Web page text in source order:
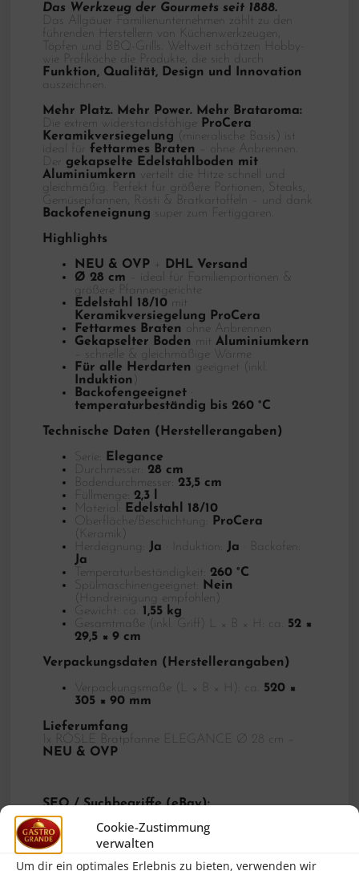
Cookie-Zustimmung
verwalten
Um dir ein optimales Erlebnis zu bieten, verwenden wir
Das Werkzeug der Gourmets seit 1888.
Das Allgäuer Familienunternehmen zählt zu den
führenden Herstellern von Küchenwerkzeugen,
Töpfen und BBQ-Grills. Weltweit schätzen Hobby-
wie Profiköche die Produkte, die sich durch
Funktion, Qualität, Design und Innovation
auszeichnen.
Mehr Platz. Mehr Power. Mehr Brataroma:
Die extrem widerstandsfähige ProCera
Keramikversiegelung (mineralische Basis) ist
ideal für fettarmes Braten
– ohne Anbrennen.
Der gekapselte Edelstahlboden mit
Aluminiumkern
verteilt die Hitze schnell und
gleichmäßig. Perfekt für größere Portionen, Steaks,
Gemüsepfannen, Rösti & Bratkartoffeln – und dank
Backofeneignung super zum Fertiggaren.
Highlights
NEU & OVP +
DHL Versand
Ø 28 cm – ideal für Familienportionen &
größere Pfannengerichte
Edelstahl 18/10 mit
Keramikversiegelung ProCera
Fettarmes Braten ohne Anbrennen
Gekapselter Boden mitAluminiumkern
– schnelle & gleichmäßige Wärme
Für alle Herdarten
geeignet (inkl.
Induktion )
Backofengeeignet
temperaturbeständig bis 260 °C
Technische Daten (Herstellerangaben)
Serie:
Elegance
Durchmesser:28 cm
Bodendurchmesser:23,5 cm
Füllmenge:2,3 l
Material:
Edelstahl 18/10
Oberfläche/Beschichtung:
ProCera
(Keramik)
Herdeignung: Ja · Induktion: Ja · Backofen:
Ja
Temperaturbeständigkeit:260 °C
Spülmaschinengeeignet:
Nein
(Handreinigung empfohlen)
Gewicht: ca. 1,55 kg
Gesamtmaße (inkl. Griff) L × B × H: ca. 52 ×
29,5 × 9 cm
Verpackungsdaten (Herstellerangaben)
Verpackungsmaße (L × B × H): ca. 520 ×
305 × 90 mm
Lieferumfang
1x RÖSLE Bratpfanne ELEGANCE Ø 28 cm –
NEU & OVP
SEO / Suchbegriffe (eBay):
RÖSLE Bratpfanne 28 cm, Rösle Elegance Pfanne,
Edelstahlpfanne 18/10, Keramikpfanne ProCera,
Antihaft Keramik, Induktionspfanne 28cm, Pfanne
backofengeeignet, Pfanne 260°C, Bratpfanne
Induktion, Rösle 130365, 13365, EAN